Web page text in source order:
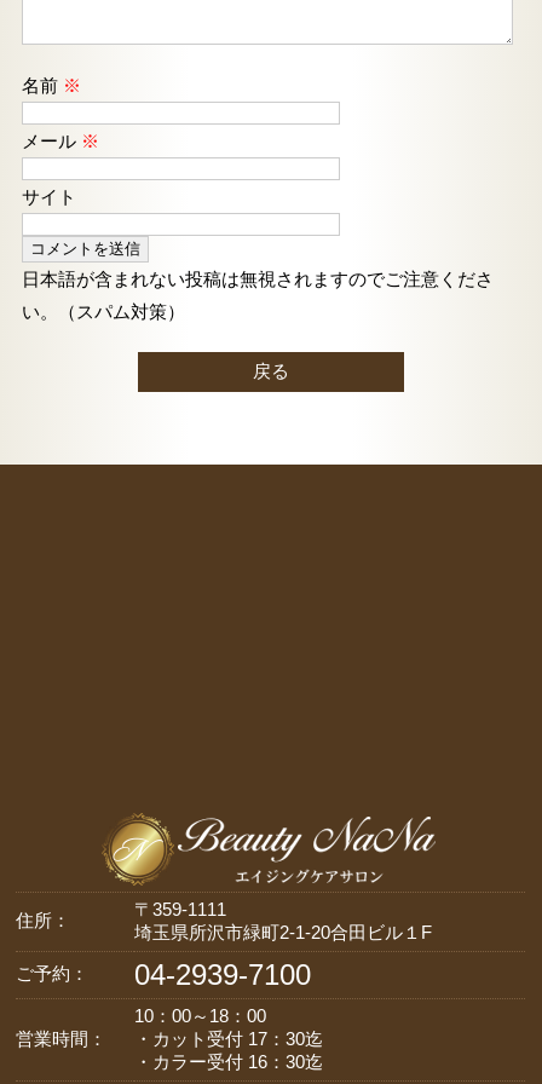
名前 ※
メール ※
サイト
日本語が含まれない投稿は無視されますのでご注意くださ
い。（スパム対策）
戻る
住所：
〒359-1111
埼玉県所沢市緑町2-1-20合田ビル１F
ご予約：
04-2939-7100
営業時間：
10：00～18：00
・カット受付 17：30迄
・カラー受付 16：30迄